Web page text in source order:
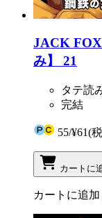
JACK
み】 21
タテ読
完結
55/¥61(
カートに
カートに追